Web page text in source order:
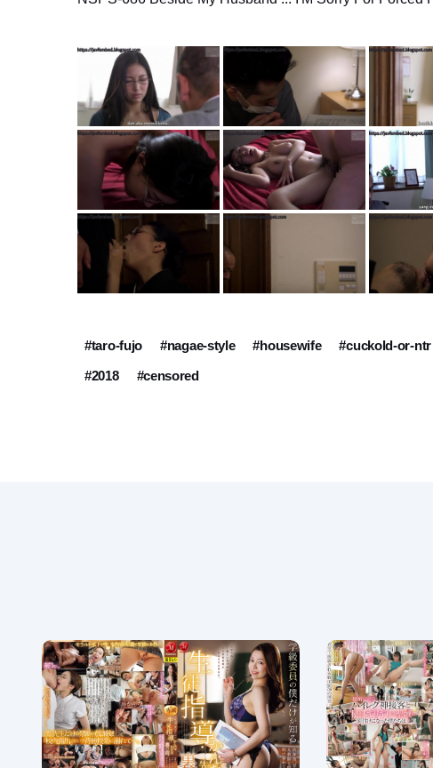
#taro-fujo #nagae-style #housewife #cuckold-or-ntr
#2018
#censored